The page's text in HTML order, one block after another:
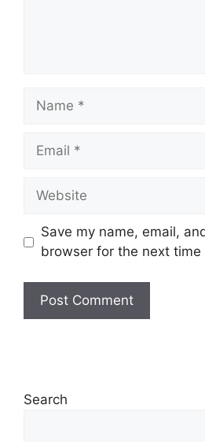
Name
Email
Website
Save my name, email,
browser for the next time
Search